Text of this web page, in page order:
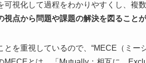
可視化して過程をわかりやすくし、複
視点から問題や課題の解決を図ることが
とを重視しているので、“MECE（ミー